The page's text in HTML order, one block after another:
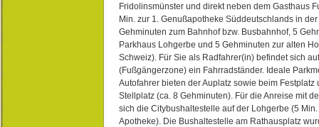
Fridolinsmünster und direkt neben dem Gasthaus
Min. zur 1. Genußapotheke Süddeutschlands in
Gehminuten zum Bahnhof bzw. Busbahnhof, 5
Parkhaus Lohgerbe und 5 Gehminuten zur alten
Schweiz). Für Sie als Radfahrer(in) befindet sich
(Fußgängerzone) ein Fahrradständer. Ideale
Autofahrer bieten der Auplatz sowie beim Festplatz
Stellplatz (ca. 8 Gehminuten). Für die Anreise mit
sich die Citybushaltestelle auf der Lohgerbe (5
Apotheke). Die Bushaltestelle am Rathausplatz